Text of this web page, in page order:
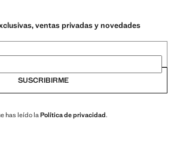
ventas privadas y novedades
SUSCRIBIRME
has leído laPolítica de privacidad.